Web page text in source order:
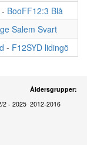
- BooFF12:3 Blå
Salem Svart
- F12SYD lidingö
2 - 2025
Åldersgrupper:
2012-2016